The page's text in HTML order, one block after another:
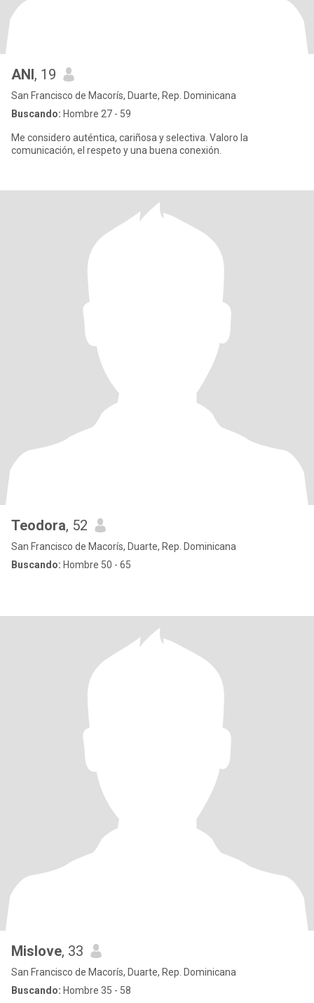
ANI, 19
San Francisco de Macorís, Duarte, Rep. Dominicana
Buscando: Hombre 27 - 59
Me considero auténtica, cariñosa y selectiva. Valoro la
comunicación, el respeto y una buena conexión.
Teodora, 52
San Francisco de Macorís, Duarte, Rep. Dominicana
Buscando: Hombre 50 - 65
Mislove, 33
San Francisco de Macorís, Duarte, Rep. Dominicana
Buscando: Hombre 35 - 58